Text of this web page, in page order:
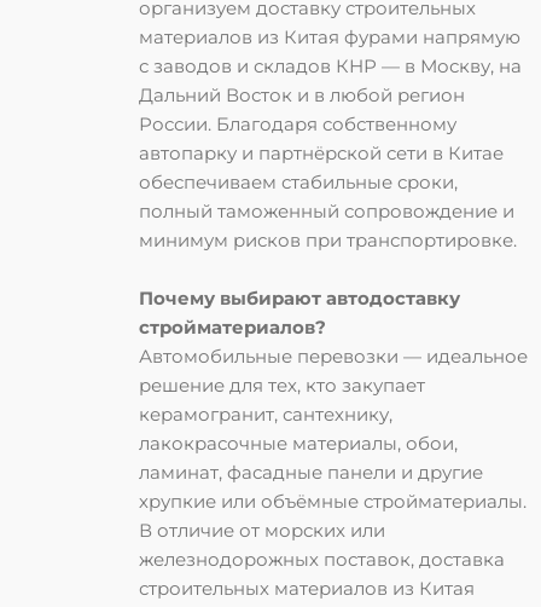
организуем доставку строительных
материалов из Китая фурами напрямую
с заводов и складов КНР — в Москву, на
Дальний Восток и в любой регион
России. Благодаря собственному
автопарку и партнёрской сети в Китае
обеспечиваем стабильные сроки,
полный таможенный сопровождение и
минимум рисков при транспортировке.
Почему выбирают автодоставку
стройматериалов?
Автомобильные перевозки — идеальное
решение для тех, кто закупает
керамогранит, сантехнику,
лакокрасочные материалы, обои,
ламинат, фасадные панели и другие
хрупкие или объёмные стройматериалы.
В отличие от морских или
железнодорожных поставок, доставка
строительных материалов из Китая